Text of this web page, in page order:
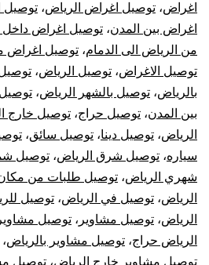
اغراض، توصيل اغراض الرياض، توصيل
اغراض بين المدن، توصيل اغراض داخل
من الرياض الى الدمام، توصيل اغراض
توصيل الاغراض، توصيل الرياض،
بالرياض، توصيل بالشهر الرياض،
بين المدن، توصيل حراج، توصيل خارج
الرياض، توصيل دينا، توصيل سائق،
سياره، توصيل شرق الرياض، توصيل
شهري الرياض، توصيل طلبات من
الرياض، توصيل في الرياض، توصيل
الرياض، توصيل مشاوير ، توصيل
الرياض حراج، توصيل مشاوير بالرياض،
توصيل مشاوير خارج الرياض، توصيل